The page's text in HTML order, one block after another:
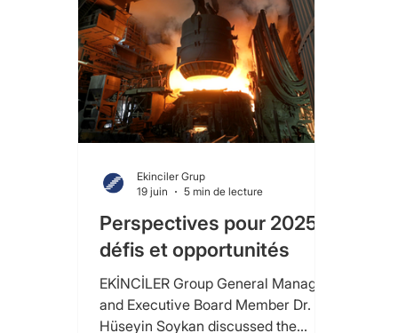
Perspectives pour 2025 :
défis et opportunités
EKİNCİLER Group General Manager
and Executive Board Member Dr.
Hüseyin Soykan discussed the
Ekinciler Grup
19 juin
5 min de lecture